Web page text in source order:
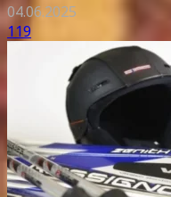
04.06.2025
119